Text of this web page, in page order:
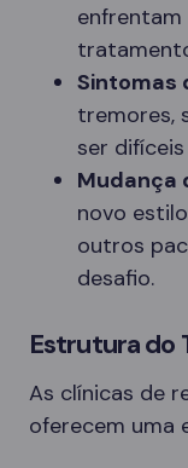
enfrentam
Sintomas
tremores,
ser
Mudança
novo
outros
desafio.
Estrutura do
As clínicas de
oferecem uma